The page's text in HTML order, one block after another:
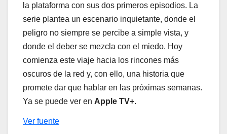
la plataforma con sus dos primeros episodios. La
serie plantea un escenario inquietante, donde el
peligro no siempre se percibe a simple vista, y
donde el deber se mezcla con el miedo. Hoy
comienza este viaje hacia los rincones más
oscuros de la red y, con ello, una historia que
promete dar que hablar en las próximas semanas.
Ya se puede ver en Apple TV+.
Ver fuente